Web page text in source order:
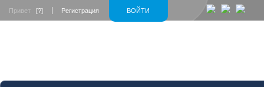
ВОЙТИ
Привет [?] Регистрация